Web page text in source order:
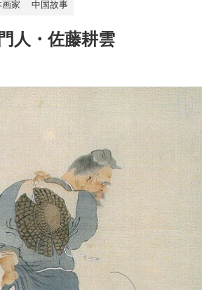
画家 中国故事
人・佐藤耕雲